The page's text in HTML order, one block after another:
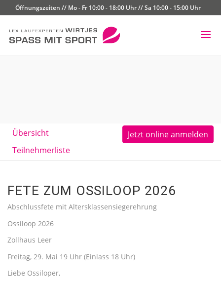
Öffnungszeiten // Mo - Fr 10:00 - 18:00 Uhr // Sa 10:00 - 15:00 Uhr
Übersicht
Teilnehmerliste
Jetzt online anmelden
FETE ZUM OSSILOOP 2026
Abschlussfete mit Altersklassensiegerehrung
Ossiloop 2026
Zollhaus Leer
Freitag, 29. Mai 19 Uhr (Einlass 18 Uhr)
Liebe Ossiloper,